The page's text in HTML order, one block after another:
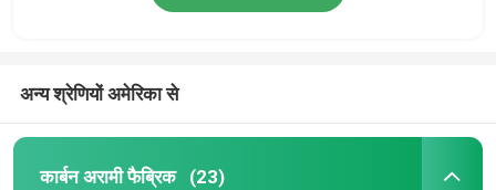
अन्य श्रेणियों अमेरिका से
कार्बन अरामी फैब्रिक (23)